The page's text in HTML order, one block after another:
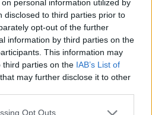
personal information utilized by
disclosed to third parties prior to
opt-out of the further
information by third parties on the
This information may
third parties on the IAB’s List of
that may further disclose it to other
Opt Outs